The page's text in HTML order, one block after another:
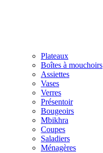
Plateaux
Boîtes à mouchoirs
Assiettes
Vases
Verres
Présentoir
Bougeoirs
Mbikhra
Coupes
Saladiers
Ménagères